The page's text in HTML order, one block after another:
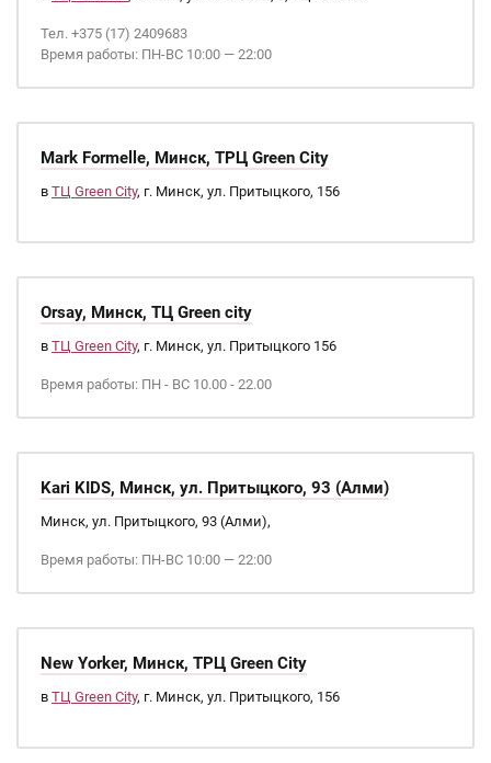
Тел. +375 (17) 2409683
Время работы: ПН-ВС 10:00 — 22:00
Mark Formelle, Минск, ТРЦ Green City
в ТЦ Green City, г. Минск, ул. Притыцкого, 156
Orsay, Минск, ТЦ Green city
в ТЦ Green City, г. Минск, ул. Притыцкого 156
Время работы: ПН - ВС 10.00 - 22.00
Kari KIDS, Минск, ул. Притыцкого, 93 (Алми)
Минск, ул. Притыцкого, 93 (Алми),
Время работы: ПН-ВС 10:00 — 22:00
New Yorker, Минск, ТРЦ Green City
в ТЦ Green City, г. Минск, ул. Притыцкого, 156